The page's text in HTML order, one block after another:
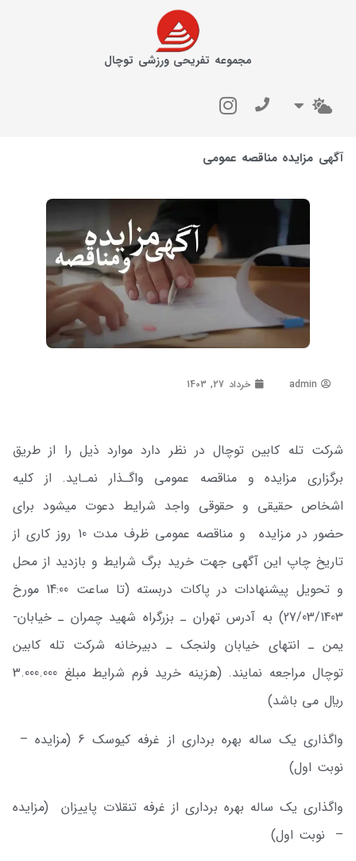
مجموعه تفریحی ورزشی توچال
آگهی مزایده مناقصه عمومی
admin خرداد 27, 1403
شرکت تله­ کابین توچال در نظر دارد موارد ذیل را از طریق
برگزاری مزایده و مناقصه عمومی واگـذار نمـاید. از کلیه
اشخاص حقیقی و حقوقی واجد شرایط دعوت می­شود برای
حضور در مزایده و مناقصه عمومی ظرف مدت 10 روز کاری از
تاریخ چاپ این آگهی جهت خرید برگ شرایط و بازدید از محل
و تحویل پیشنهادات در پاکات دربسته (تا ساعت 14:00 مورخ
27/03/1403) به آدرس تهران ـ بزرگراه شهید چمران ـ خیابان­
یمن ـ انتهای خیابان ولنجک ـ دبیرخانه شرکت تله­ کابین
توچال مراجعه نمایند. (هزینه خرید فرم شرایط مبلغ 3.000.000
ريال می باشد)
واگذاری یک ساله بهره برداری از غرفه کیوسک 6 (مزایده –
نوبت اول)
واگذاری یک ساله بهره برداری از غرفه تنقلات پاییزان (مزایده
– نوبت اول)